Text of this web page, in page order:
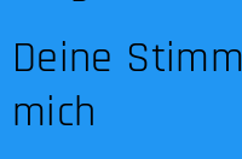
Deine
mich